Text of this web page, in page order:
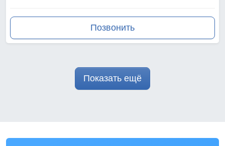
Позвонить
Показать ещё